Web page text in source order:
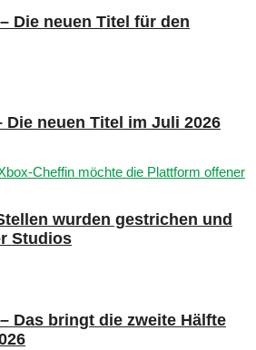
Die neuen Titel für den
Die neuen Titel im Juli 2026
wurden gestrichen und
Studios
Das bringt die zweite Hälfte